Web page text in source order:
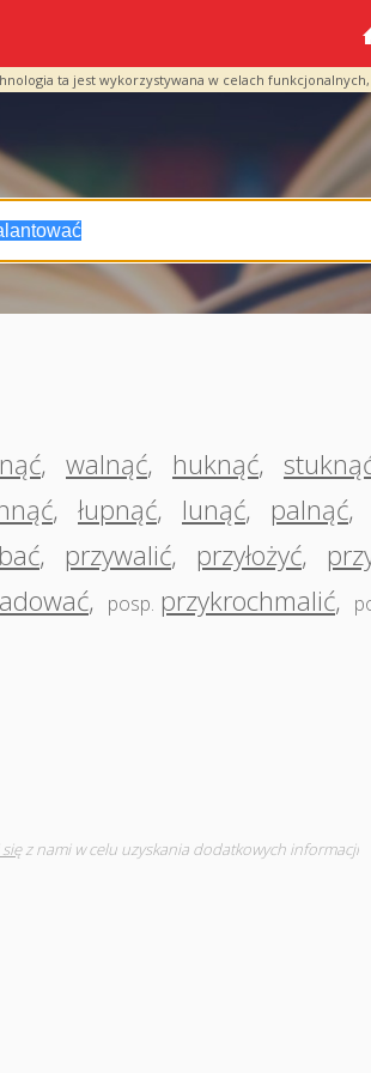
ta jest wykorzystywana w celach
, walnąć, huknąć,
, łupnąć, lunąć, palnąć,
, przywalić, przyłożyć,
, posp. przykrochmalić,
z nami w celu uzyskania dodatkowych informacji